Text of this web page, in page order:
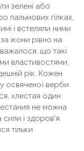
зелені або
пальмових гілках,
і встеляли ними
ікони рівно на
що такі
властивостями,
рік. Кожен
освяченої верби
хлестая один
не можна
і здоров'я.
тільки